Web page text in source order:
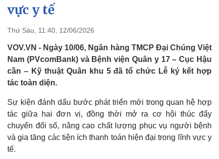
vực y tế
Thứ Sáu, 11:40, 12/06/2026
VOV.VN - Ngày 10/06, Ngân hàng TMCP Đại Chúng Việt
Nam (PVcomBank) và Bệnh viện Quân y 17 – Cục Hậu
cần – Kỹ thuật Quân khu 5 đã tổ chức Lễ ký kết hợp
tác toàn diện.
Sự kiện đánh dấu bước phát triển mới trong quan hệ hợp
tác giữa hai đơn vị, đồng thời mở ra cơ hội thúc đẩy
chuyển đổi số, nâng cao chất lượng phục vụ người bệnh
và gia tăng các tiện ích thanh toán hiện đại trong lĩnh vực y
tế.